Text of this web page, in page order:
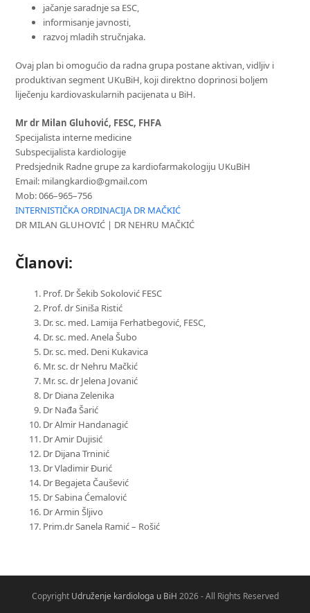
jačanje saradnje sa ESC,
informisanje javnosti,
razvoj mladih stručnjaka.
Ovaj plan bi omogućio da radna grupa postane aktivan, vidljiv i
produktivan segment UKuBiH, koji direktno doprinosi boljem
liječenju kardiovaskularnih pacijenata u BiH.
Mr dr Milan Gluhović, FESC, FHFA
Specijalista interne medicine
Subspecijalista kardiologije
Predsjednik Radne grupe za kardiofarmakologiju UKuBiH
Email: milangkardio@gmail.com
Mob: 066–965–756
INTERNISTIČKA ORDINACIJADR MAČKIĆ
DR MILAN GLUHOVIĆ | DR NEHRU MAČKIĆ
Članovi:
Prof. Dr Šekib Sokolović FESC
Prof. dr Siniša Ristić
Dr. sc. med. Lamija Ferhatbegović, FESC,
Dr. sc. med. Anela Šubo
Dr. sc. med. Deni Kukavica
Mr. sc. dr Nehru Mačkić
Mr. sc. dr Jelena Jovanić
Dr Diana Zelenika
Dr Nađa Šarić
Dr Almir Handanagić
Dr Amir Dujisić
Dr Dijana Trninić
Dr Vladimir Đurić
Dr Begajeta Čaušević
Dr Sabina Ćemalović
Dr Armin Šljivo
Prim.dr Sanela Ramić – Rošić
Copyright Udruženje kardiologa u BiH 2026 - All Rights Reserved